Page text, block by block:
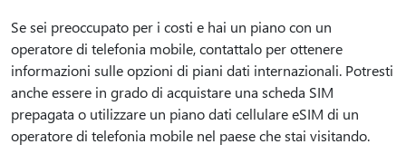
Se sei preoccupato per i costi e hai un piano con un
operatore di telefonia mobile, contattalo per ottenere
informazioni sulle opzioni di piani dati internazionali. Potresti
anche essere in grado di acquistare una scheda SIM
prepagata o utilizzare un piano dati cellulare eSIM di un
operatore di telefonia mobile nel paese che stai visitando.